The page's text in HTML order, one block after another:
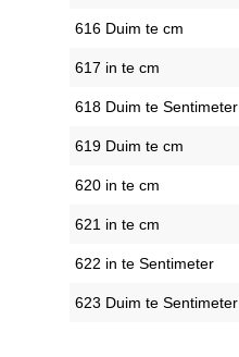
616 Duim te cm
617 in te cm
618 Duim te Sentimeter
619 Duim te cm
620 in te cm
621 in te cm
622 in te Sentimeter
623 Duim te Sentimeter